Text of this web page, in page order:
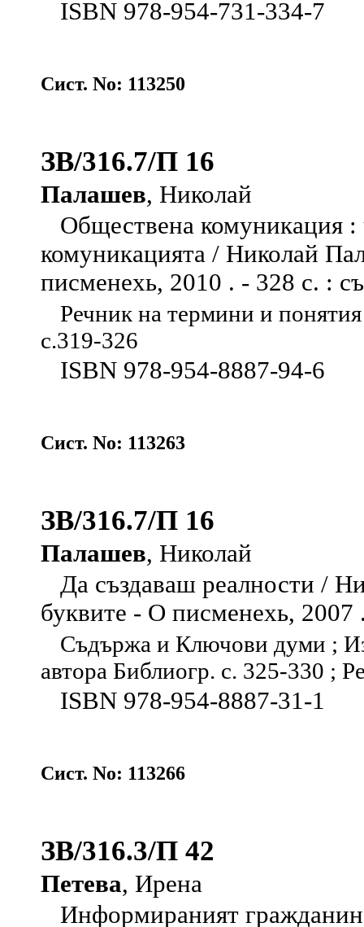
ISBN 978-954-731-334-7
Сист. No: 113250
ЗВ/316.7/П 16
Палашев, Николай
Обществена комуникация :
комуникацията / Николай
писменехь, 2010 . - 328 с. :
Речник на термини и
с.319-326
ISBN 978-954-8887-94-6
Сист. No: 113263
ЗВ/316.7/П 16
Палашев, Николай
Да създаваш реалности /
буквите - О писменехь,
Съдържа и Ключови думи ;
автора Библиогр. с. 325-330 ;
ISBN 978-954-8887-31-1
Сист. No: 113266
ЗВ/316.3/П 42
Петева, Ирена
Информираният гражданин